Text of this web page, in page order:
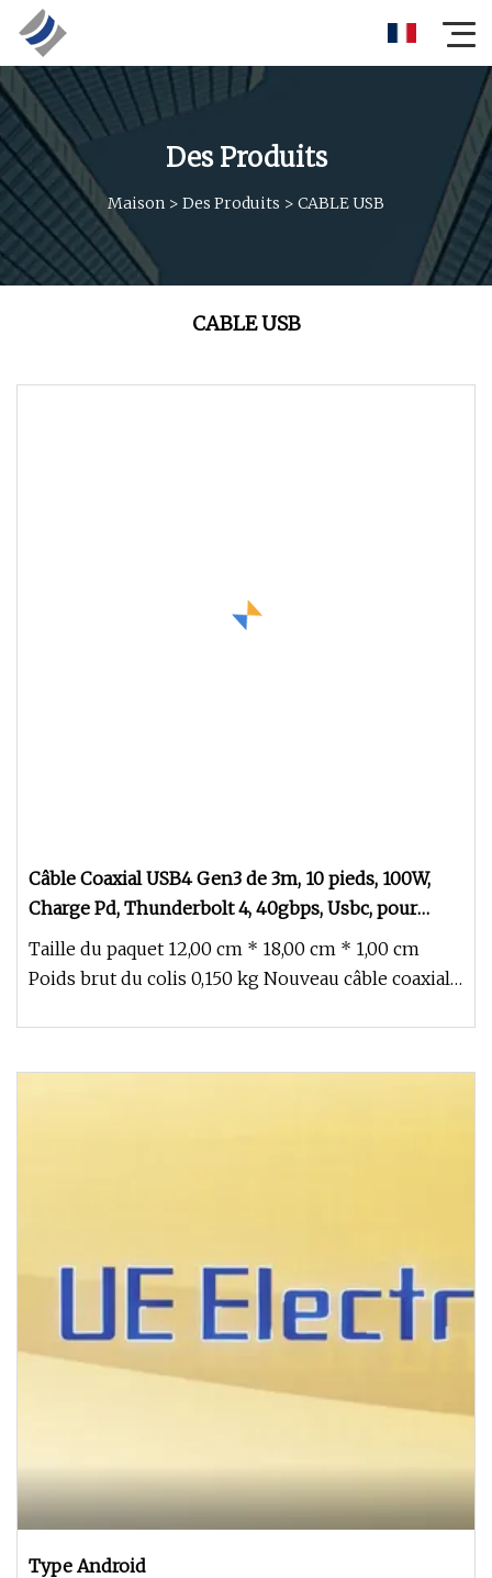
Des Produits
Maison > Des Produits > CABLE USB
CABLE USB
Câble Coaxial USB4 Gen3 de 3m, 10 pieds, 100W,
Charge Pd, Thunderbolt 4, 40gbps, Usbc, pour
Thunderbolt4 Tbt3, certifié ISO9001, usine
Taille du paquet 12,00 cm * 18,00 cm * 1,00 cm
Poids brut du colis 0,150 kg Nouveau câble coaxial
Type Android